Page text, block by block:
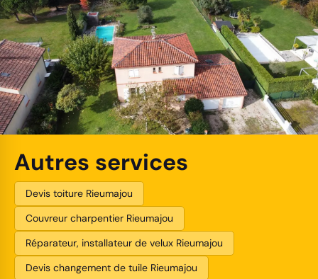
Autres services
Devis toiture Rieumajou
Couvreur charpentier Rieumajou
Réparateur, installateur de velux Rieumajou
Devis changement de tuile Rieumajou